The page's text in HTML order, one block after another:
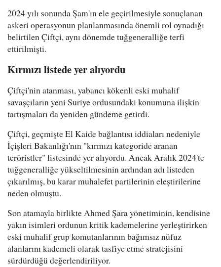
2024 yılı sonunda Şam'ın ele geçirilmesiyle sonuçlanan
askeri operasyonun planlanmasında önemli rol oynadığı
belirtilen Çiftçi, aynı dönemde tuğgeneralliğe terfi
ettirilmişti.
Kırmızı listede yer alıyordu
Çiftçi'nin atanması, yabancı kökenli eski muhalif
savaşçıların yeni Suriye ordusundaki konumuna ilişkin
tartışmaları da yeniden gündeme getirdi.
Çiftçi, geçmişte El Kaide bağlantısı iddiaları nedeniyle
İçişleri Bakanlığı'nın "kırmızı kategoride aranan
teröristler" listesinde yer alıyordu. Ancak Aralık 2024'te
tuğgeneralliğe yükseltilmesinin ardından adı listeden
çıkarılmış, bu karar muhalefet partilerinin eleştirilerine
neden olmuştu.
Son atamayla birlikte Ahmed Şara yönetiminin, kendisine
yakın isimleri ordunun kritik kademelerine yerleştirirken
eski muhalif grup komutanlarının bağımsız nüfuz
alanlarını kademeli olarak tasfiye etme stratejisini
sürdürdüğü değerlendiriliyor.